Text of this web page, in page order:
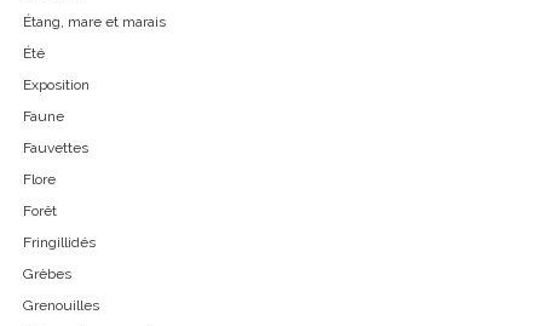
Étang, mare et marais
Été
Exposition
Faune
Fauvettes
Flore
Forêt
Fringillidés
Grèbes
Grenouilles